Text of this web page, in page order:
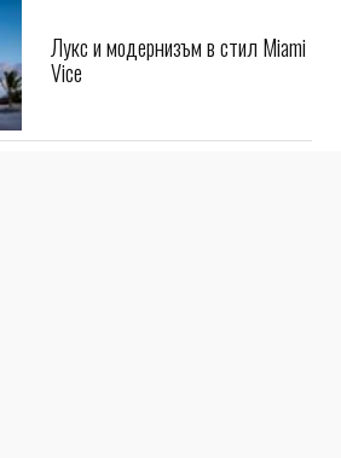
Лукс и модернизъм в стил Miami
Vice